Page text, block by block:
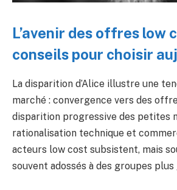
L’avenir des offres low
conseils pour choisir
La disparition d’Alice illustre une
marché : convergence vers des
disparition progressive des petites
rationalisation technique et
acteurs low cost subsistent, mais
souvent adossés à des groupes plus